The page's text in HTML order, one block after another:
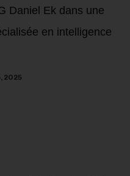
Daniel Ek dans une
en intelligence
2025